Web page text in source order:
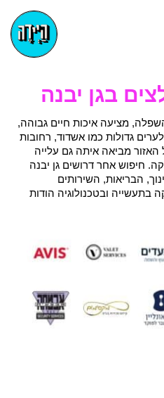
בגן יבנה
מציעה איכות חיים גבוהה,
גדולות כמו אשדוד, רחובות
מביאה איתה גם עלייה
חיפוש אחר דרושים גן יבנה
הבריאות, השירותים
בתעשייה ובטכנולוגיה הודות